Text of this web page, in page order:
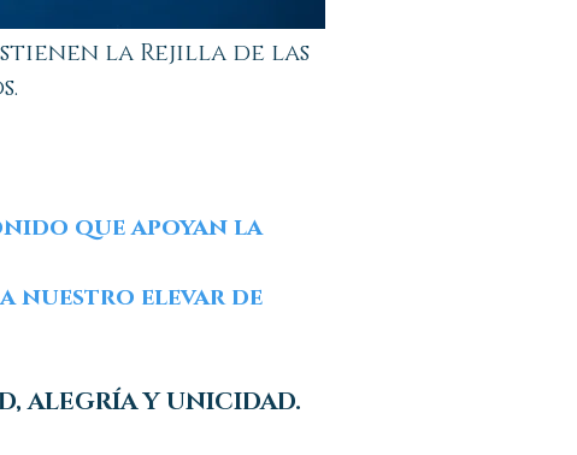
la Rejilla de las
que apoyan la
nuestro elevar de
ALEGRÍA Y UNICIDAD.